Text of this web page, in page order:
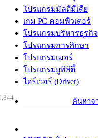
โปรแกรมมัลติมีเดีย
เกม PC คอมพิวเตอร์
โปรแกรมบริหารธุรกิจ
โปรแกรมการศึกษา
โปรแกรมเมอร์
โปรแกรมยูทิลิตี้
ไดร์เวอร์ (Driver)
ค้นหาจ